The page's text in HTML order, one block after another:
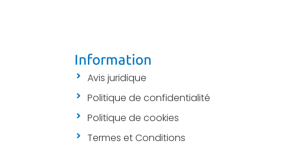
Information
Avis juridique
Politique de confidentialité
Politique de cookies
Termes et Conditions